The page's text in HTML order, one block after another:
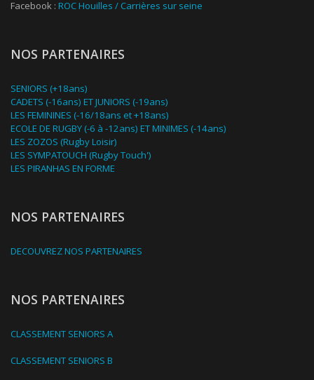
Facebook : ROC Houilles / Carrières sur seine
NOS PARTENAIRES
SENIORS (+18ans)
CADETS (-16ans) ET JUNIORS (-19ans)
LES FEMININES (-16/18ans et +18ans)
ECOLE DE RUGBY (-6 à -12ans) ET MINIMES (-14ans)
LES ZOZOS (Rugby Loisir)
LES SYMPATOUCH (Rugby Touch')
LES PIRANHAS EN FORME
NOS PARTENAIRES
DECOUVREZ NOS PARTENAIRES
NOS PARTENAIRES
CLASSEMENT SENIORS A
CLASSEMENT SENIORS B